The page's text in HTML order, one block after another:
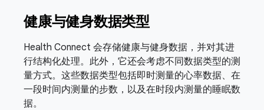
健康与健身数据类型
Health Connect 会存储健康与健身数据，并对其进
行结构化处理。此外，它还会考虑不同数据类型的测
量方式。这些数据类型包括即时测量的心率数据、在
一段时间内测量的步数，以及在时段内测量的睡眠数
据。